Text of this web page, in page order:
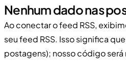
Nenhum dado nas
Ao conectar o feed RSS,
seu feed RSS. Isso significa
postagens); nosso código